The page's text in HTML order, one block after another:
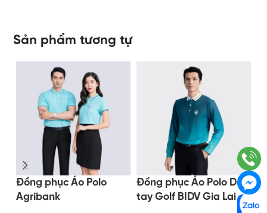
Sản phẩm tương tự
Đồng phục Áo Polo
Agribank
Đồng phục Áo Polo Dài
tay Golf BIDV Gia Lai